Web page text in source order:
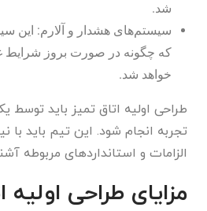
شد.
سیستم‌های هشدار و آلارم: این
که چگونه در صورت بروز شرایط
خواهد شد.
طراحی اولیه اتاق تمیز باید
تجربه انجام شود. این تیم باید با
الزامات و استانداردهای مربوطه
مزایای طراحی اولیه